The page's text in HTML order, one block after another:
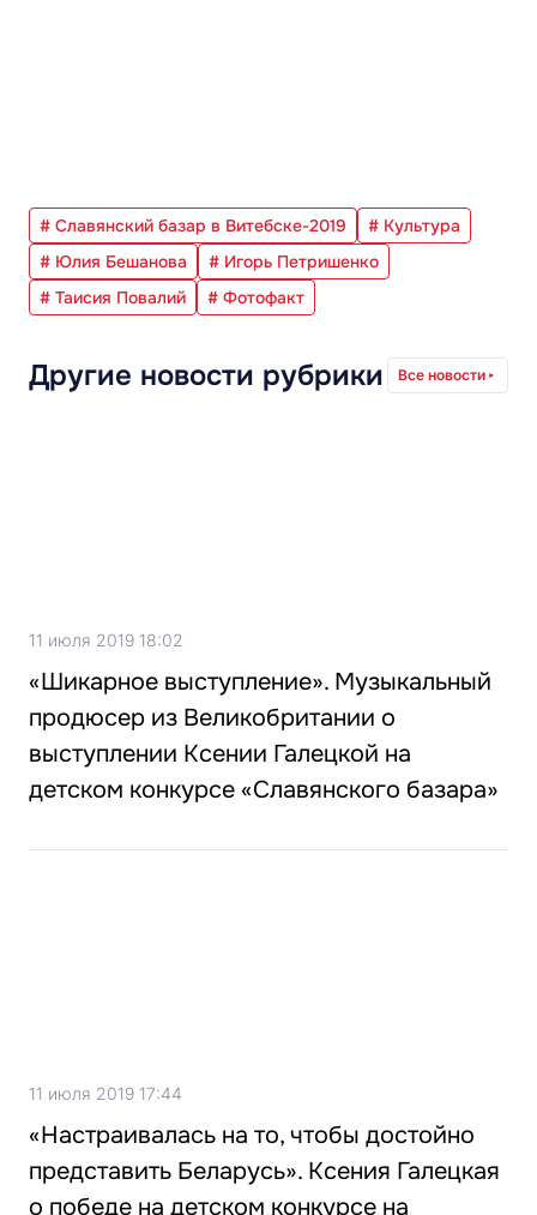
# Славянский базар в Витебске-2019
# Культура
# Юлия Бешанова
# Игорь Петришенко
# Таисия Повалий
# Фотофакт
Другие новости рубрики Все новости
11 июля 2019 18:02
«Шикарное выступление». Музыкальный
продюсер из Великобритании о
выступлении Ксении Галецкой на
детском конкурсе «Славянского базара»
11 июля 2019 17:44
«Настраивалась на то, чтобы достойно
представить Беларусь». Ксения Галецкая
о победе на детском конкурсе на